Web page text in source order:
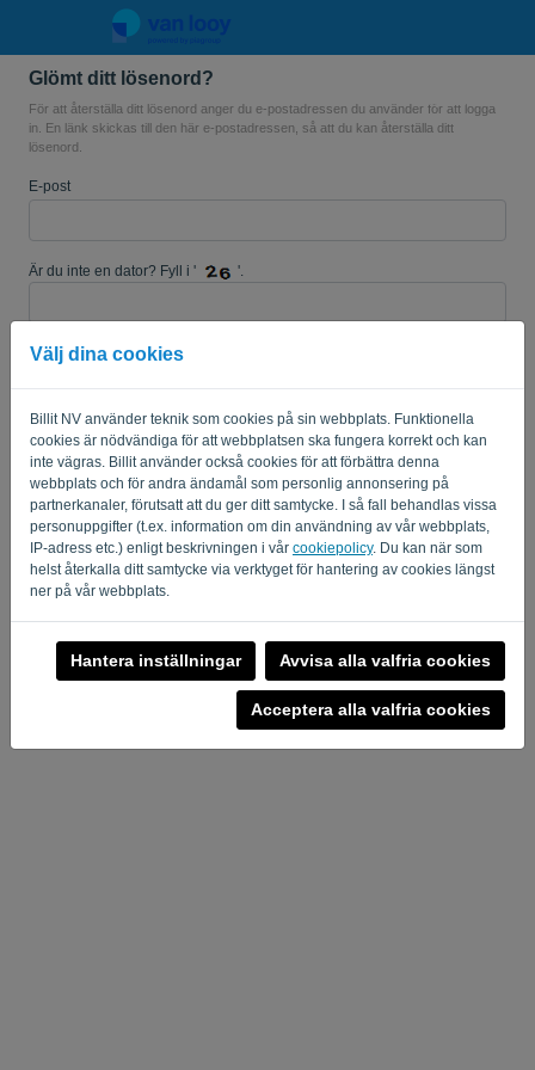
Välj dina cookies
Billit NV använder teknik som cookies på sin webbplats. Funktionella
cookies är nödvändiga för att webbplatsen ska fungera korrekt och kan
inte vägras. Billit använder också cookies för att förbättra denna
webbplats och för andra ändamål som personlig annonsering på
partnerkanaler, förutsatt att du ger ditt samtycke. I så fall behandlas vissa
personuppgifter (t.ex. information om din användning av vår webbplats,
IP-adress etc.) enligt beskrivningen i vår cookiepolicy. Du kan när som
helst återkalla ditt samtycke via verktyget för hantering av cookies längst
ner på vår webbplats.
Hantera inställningar Avvisa alla valfria cookies
Acceptera alla valfria cookies
språk:
Glömt ditt lösenord?
För att återställa ditt lösenord anger du e-postadressen du använder för att logga
in. En länk skickas till den här e-postadressen, så att du kan återställa ditt
lösenord.
E-post
Är du inte en dator? Fyll i ' '.
Tillbaka till inloggning
Privacy Policy-Terms of Service.